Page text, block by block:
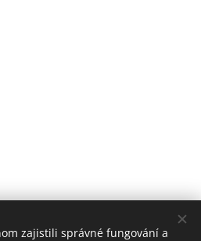
zajistili správné fungování a